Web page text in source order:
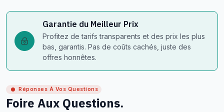
Garantie du Meilleur Prix
Profitez de tarifs transparents et des prix les plus
bas, garantis. Pas de coûts cachés, juste des
offres honnêtes.
Réponses À Vos Questions
Foire Aux Questions.